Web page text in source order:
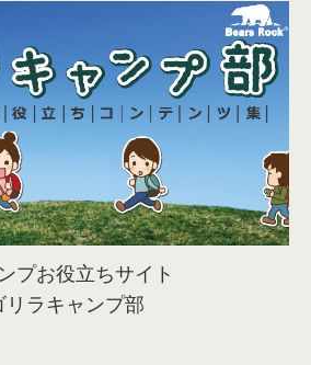
プお役立ちサイト
リラキャンプ部